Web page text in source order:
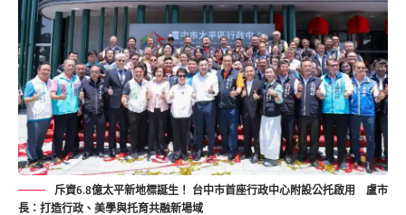
斥資6.8億太平新地標誕生！ 台中市首座行政中心附設公托啟用 盧市
長：打造行政、美學與托育共融新場域